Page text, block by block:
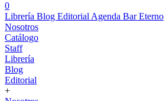
0
Librería Blog Editorial Agenda Bar Eterno
Nosotros
Catálogo
Staff
Librería
Blog
Editorial
+